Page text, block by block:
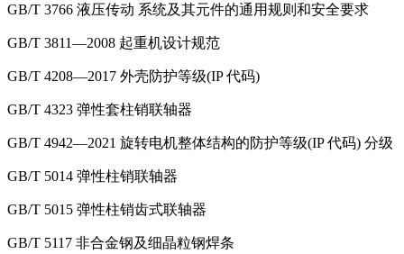
GB/T 3766 液压传动 系统及其元件的通用规则和安全要求
GB/T 3811—2008 起重机设计规范
GB/T 4208—2017 外壳防护等级(IP 代码)
GB/T 4323 弹性套柱销联轴器
GB/T 4942—2021 旋转电机整体结构的防护等级(IP 代码) 分级
GB/T 5014 弹性柱销联轴器
GB/T 5015 弹性柱销齿式联轴器
GB/T 5117 非合金钢及细晶粒钢焊条